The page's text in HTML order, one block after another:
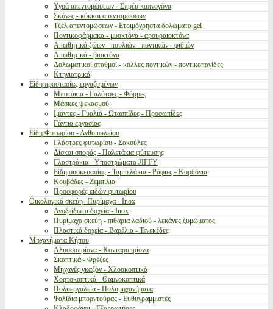
Υγρά απεντομώσεων - Σπρέυ καπνογόνα
Σκόνες - κόκκοι απεντομώσεων
Τζέλ απεντομώσεων - Ετοιμόχρηστα δολώματα gel
Ποντικοφάρμακα - μυοκτόνα - αρουραιοκτόνα
Απωθητικά ζώων - πουλιών - ποντικών - φιδιών
Απωθητικά - βιοκτόνα
Δολωματικοί σταθμοί - κόλλες ποντικών - ποντικοπαγίδες
Κτηνιατρικά
Είδη προστασίας εργαζομένων
Μποτάκια - Γαλότσες - Φόρμες
Μάσκες ψεκασμού
Ιμάντες - Γυαλιά - Ωτασπίδες - Προσωπίδες
Γάντια εργασίας
Είδη Φυτωρίου - Ανθοπωλείου
Γλάστρες φυτωρίου - Σακούλες
Δίσκοι σποράς - Παλετάκια φύτευσης
Γλαστράκια - Υποστρώματα JIFFY
Είδη συσκευασίας - Ταμπελάκια - Ράφιες - Κορδόνια
Κουβάδες - Ζεμπίλια
Προσφορές ειδών φυτωρίου
Οικολογικά σκεύη- Πυρίμαχα - Inox
Ανοξείδωτα δοχεία - Inox
Πυρίμαχα σκεύη - πιθάρια λαδιού - λεκάνες ζυμώματος
Πλαστικά δοχεία - Βαρέλια - Τενεκέδες
Μηχανήματα Κήπου
Αλυσσοπρίονα - Κονταροπρίονα
Σκαπτικά - Φρέζες
Μηχανές γκαζόν - Χλοοκοπτικά
Χορτοκοπτικά - Θαμνοκοπτικά
Πολυεργαλεία - Πολυμηχανήματα
Ψαλίδια μπορντούρας - Ευθυγραμμιστές